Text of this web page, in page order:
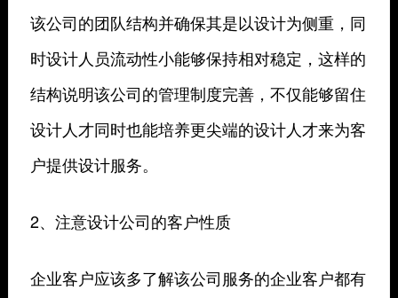
该公司的团队结构并确保其是以设计为侧重，同
时设计人员流动性小能够保持相对稳定，这样的
结构说明该公司的管理制度完善，不仅能够留住
设计人才同时也能培养更尖端的设计人才来为客
户提供设计服务。
2、注意设计公司的客户性质
企业客户应该多了解该公司服务的企业客户都有